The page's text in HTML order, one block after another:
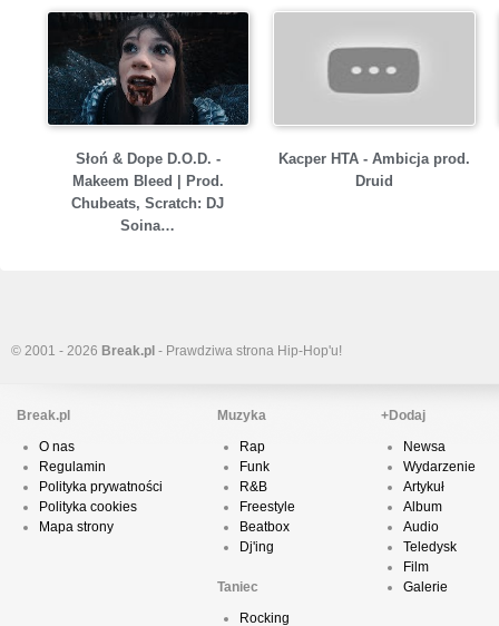
Słoń & Dope D.O.D. -
Makeem Bleed | Prod.
Chubeats, Scratch: DJ
Soina…
Kacper HTA - Ambicja prod.
Druid
© 2001 - 2026 Break.pl - Prawdziwa strona Hip-Hop'u!
Break.pl
O nas
Regulamin
Polityka prywatności
Polityka cookies
Mapa strony
Muzyka
Rap
Funk
R&B
Freestyle
Beatbox
Dj'ing
Taniec
Rocking
+Dodaj
Newsa
Wydarzenie
Artykuł
Album
Audio
Teledysk
Film
Galerie